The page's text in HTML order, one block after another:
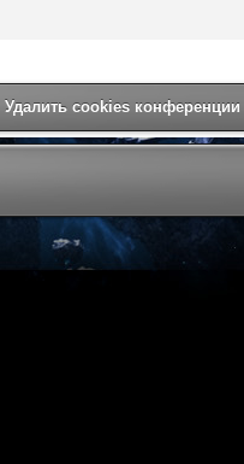
Удалить cookies конференции